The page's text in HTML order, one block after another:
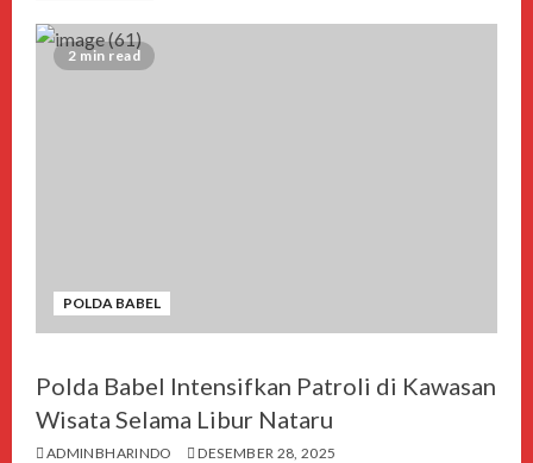
2 min read
POLDA BABEL
Polda Babel Intensifkan Patroli di Kawasan
Wisata Selama Libur Nataru
ADMINBHARINDO DESEMBER 28, 2025